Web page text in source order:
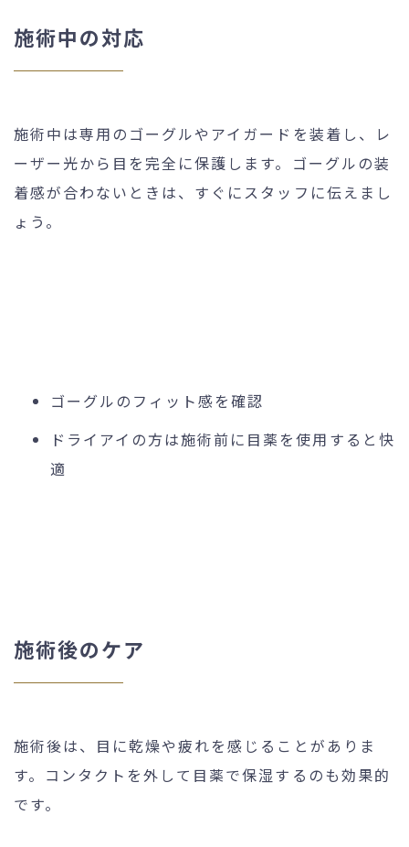
施術中の対応
施術中は専用のゴーグルやアイガードを装着し、レ
ーザー光から目を完全に保護します。ゴーグルの装
着感が合わないときは、すぐにスタッフに伝えまし
ょう。
ゴーグルのフィット感を確認
ドライアイの方は施術前に目薬を使用すると快
適
施術後のケア
施術後は、目に乾燥や疲れを感じることがありま
す。コンタクトを外して目薬で保湿するのも効果的
です。